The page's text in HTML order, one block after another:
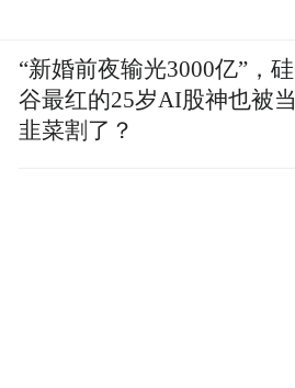
“新婚前夜输光3000亿”，硅
谷最红的25岁AI股神也被当
韭菜割了？